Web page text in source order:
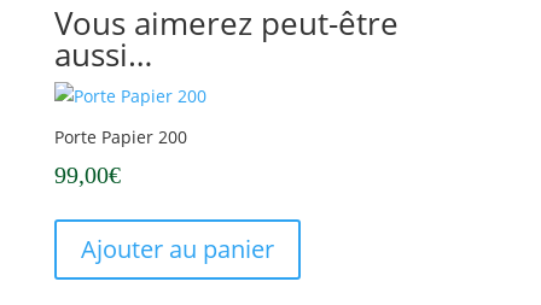
Vous aimerez peut-être
aussi…
Porte Papier 200
99,00€
Ajouter au panier